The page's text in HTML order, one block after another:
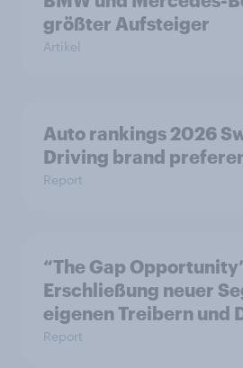
größter Aufsteiger
Artikel
Auto rankings 2026
Driving brand
Report
“The Gap
Erschließung neuer
eigenen Treibern und
Report